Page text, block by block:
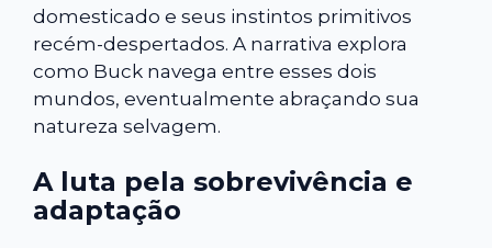
domesticado e seus instintos primitivos
recém-despertados. A narrativa explora
como Buck navega entre esses dois
mundos, eventualmente abraçando sua
natureza selvagem.
A luta pela sobrevivência e
adaptação